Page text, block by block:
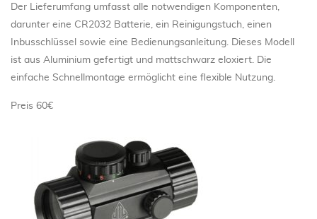
Der Lieferumfang umfasst alle notwendigen Komponenten,
darunter eine CR2032 Batterie, ein Reinigungstuch, einen
Inbusschlüssel sowie eine Bedienungsanleitung. Dieses Modell
ist aus Aluminium gefertigt und mattschwarz eloxiert. Die
einfache Schnellmontage ermöglicht eine flexible Nutzung.
Preis 60€